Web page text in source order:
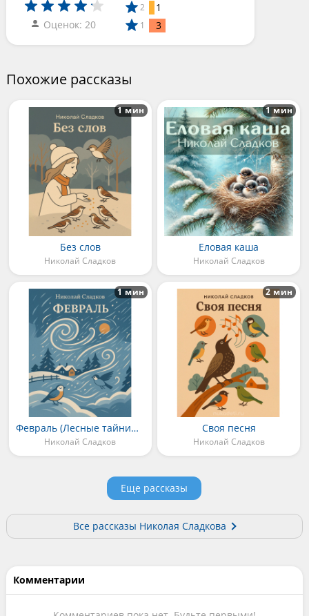
Оценок: 20
2 1
1 3
Похожие рассказы
Без слов
Николай Сладков
1 мин
Еловая каша
Николай Сладков
1 мин
Февраль (Лесные тайнички)
Николай Сладков
1 мин
Своя песня
Николай Сладков
2 мин
Еще рассказы
Все рассказы Николая Сладкова
Комментарии